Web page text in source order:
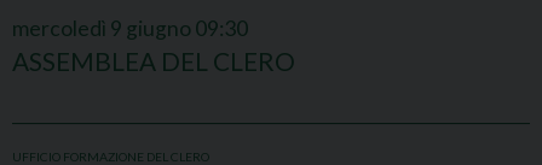
mercoledì 9 giugno 09:30
ASSEMBLEA DEL CLERO
UFFICIO FORMAZIONE DEL CLERO